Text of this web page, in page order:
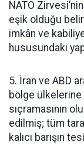
NATO
eşik olduğu
imkân ve
hususundaki
5. İran ve ABD
bölge
sıçramasının
edilmiş; tüm
kalıcı barışın